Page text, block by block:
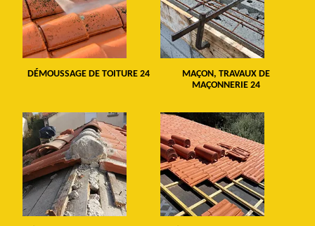
DÉMOUSSAGE DE TOITURE 24
MAÇON, TRAVAUX DE
MAÇONNERIE 24